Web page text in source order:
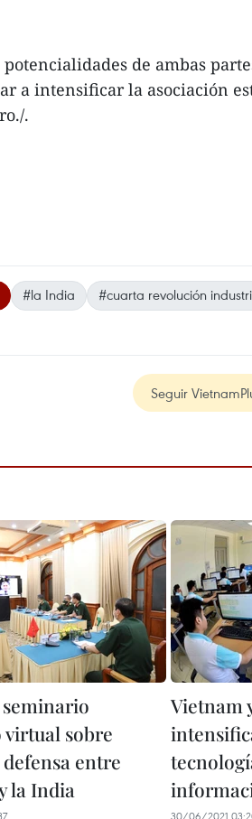
de ambas
a intensificar la asociación
.
#la India #cuarta revolución
Seguir
sobre
entre
la India
Vietnam
30/06/2021